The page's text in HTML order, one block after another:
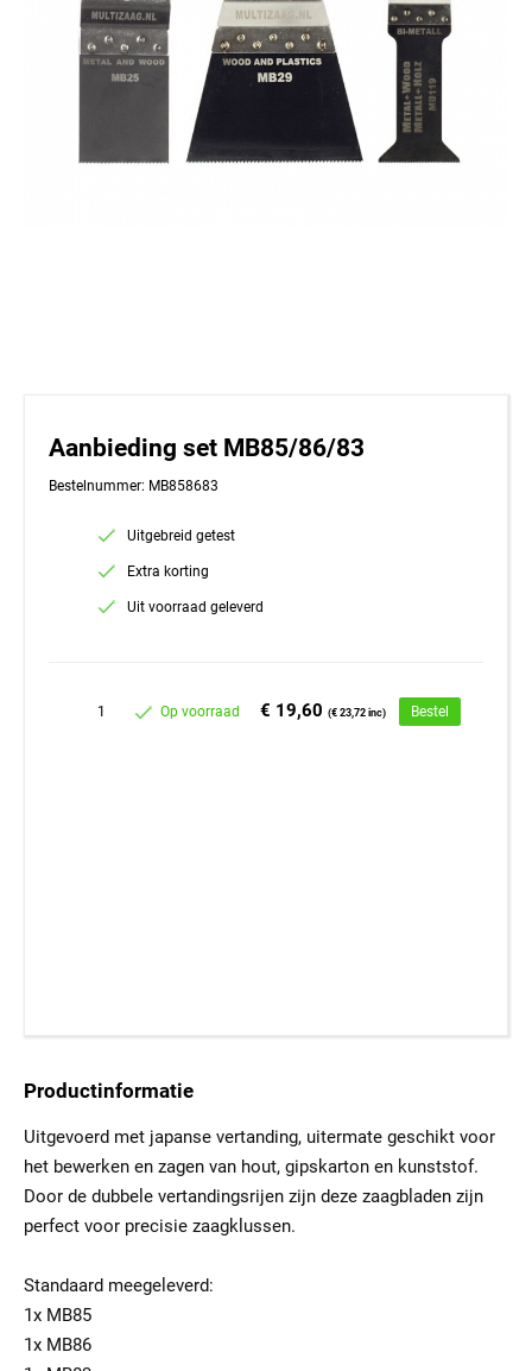
Aanbieding set MB85/86/83
Bestelnummer: MB858683
Uitgebreid getest
Extra korting
Uit voorraad geleverd
1 Op voorraad € 19,60(€ 23,72 inc) Bestel
Productinformatie
Uitgevoerd met japanse vertanding, uitermate geschikt voor
het bewerken en zagen van hout, gipskarton en kunststof.
Door de dubbele vertandingsrijen zijn deze zaagbladen zijn
perfect voor precisie zaagklussen.
Standaard meegeleverd:
1x MB85
1x MB86